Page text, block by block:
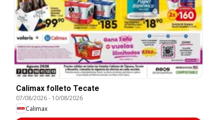
Calimax folleto Tecate
07/08/2026- 10/08/2026
Calimax